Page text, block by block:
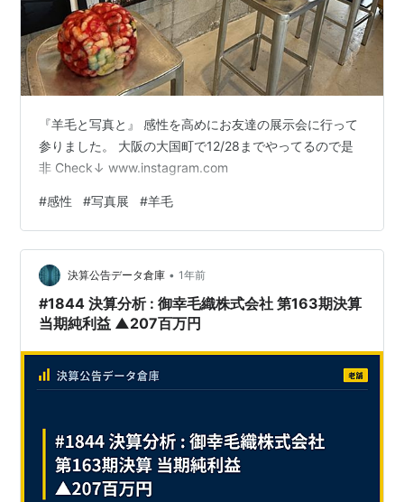
『羊毛と写真と』 感性を高めにお友達の展示会に行って
参りました。 大阪の大国町で12/28までやってるので是
非 Check↓ www.instagram.com
#感性 #写真展 #羊毛
決算公告データ倉庫 • 1年前
#1844 決算分析 : 御幸毛織株式会社 第163期決算
当期純利益 ▲207百万円